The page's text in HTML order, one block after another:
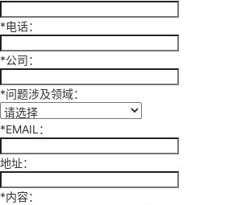
*电话：
*公司：
*问题涉及领域：
*EMAIL：
地址：
*内容：